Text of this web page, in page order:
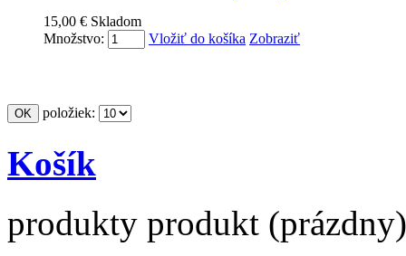
15,00 € Skladom
Množstvo:
Vložiť do košíka Zobraziť
položiek:
Košík
produkty produkt (prázdny)